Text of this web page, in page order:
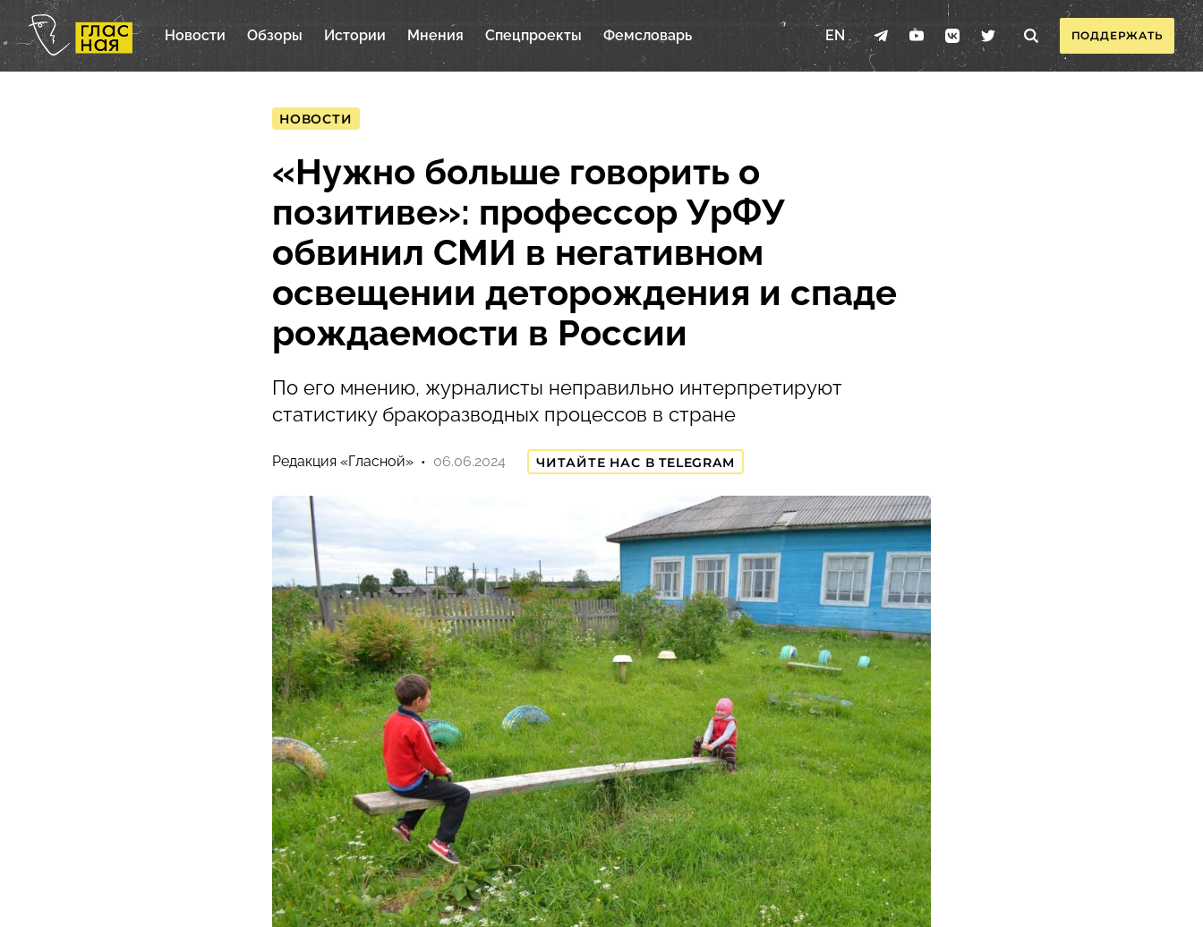
Новости Обзоры Истории Мнения Спецпроекты Фемсловарь EN ПОДДЕРЖАТЬ
НОВОСТИ
«Нужно больше говорить о
позитиве»: профессор УрФУ
обвинил СМИ в негативном
освещении деторождения и спаде
рождаемости в России
По его мнению, журналисты неправильно интерпретируют
статистику бракоразводных процессов в стране
Редакция «Гласной» 06.06.2024 ЧИТАЙТЕ НАС В TELEGRAM